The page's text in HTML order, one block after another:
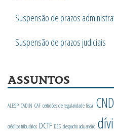
Suspensão de prazos
Suspensão de prazos judiciais
ASSUNTOS
ALESP CADIN CAF certidões de regularidade fiscal CND
créditos tributários DCTF DES despacho aduaneiro